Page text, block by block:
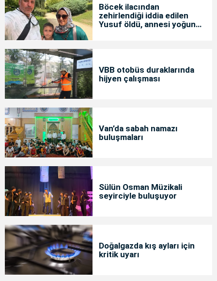
Böcek ilacından
zehirlendiği iddia edilen
Yusuf öldü, annesi yoğun
VBB otobüs duraklarında
hijyen çalışması
Van’da sabah namazı
buluşmaları
Sülün Osman Müzikali
seyirciyle buluşuyor
Doğalgazda kış ayları için
kritik uyarı